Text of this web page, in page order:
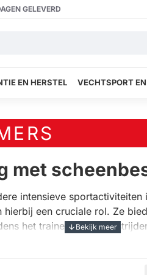
GELEVERD
EN HERSTEL VECHTSPORT
met
intensieve
hierbij een cruciale rol. Ze
het trainen of in
van